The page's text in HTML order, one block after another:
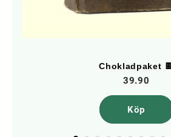
Chokladpaket 🍫
39.90
Köp